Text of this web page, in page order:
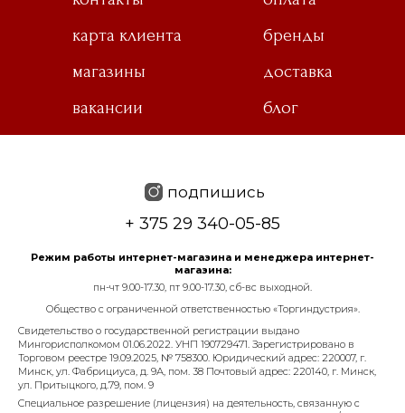
карта клиента
бренды
магазины
доставка
вакансии
блог
подпишись
+ 375 29 340-05-85
Режим работы интернет-магазина и менеджера интернет-
магазина:
пн-чт 9.00-17.30, пт 9.00-17.30, сб-вс выходной.
Общество с ограниченной ответственностью «Торгиндустрия».
Свидетельство о государственной регистрации выдано
Мингорисполкомом 01.06.2022. УНП 190729471. Зарегистрировано в
Торговом реестре 19.09.2025, № 758300. Юридический адрес: 220007, г.
Минск, ул. Фабрициуса, д. 9А, пом. 38 Почтовый адрес: 220140, г. Минск,
ул. Притыцкого, д.79, пом. 9
Специальное разрешение (лицензия) на деятельность, связанную с